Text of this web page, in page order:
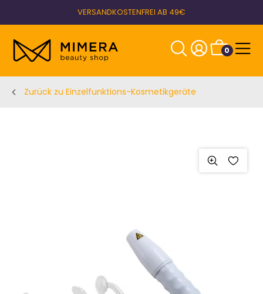
VERSANDKOSTENFREI AB 49€
0
Zurück zu Einzelfunktions-Kosmetikgeräte